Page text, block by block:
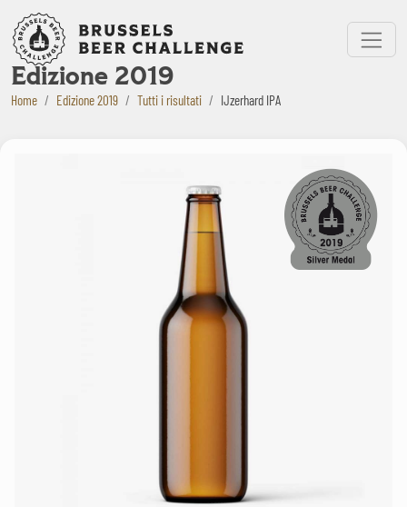
Bruxelles Beer Challenge
Menu
Edizione 2019
Home Edizione 2019 Tutti i risultati IJzerhard IPA